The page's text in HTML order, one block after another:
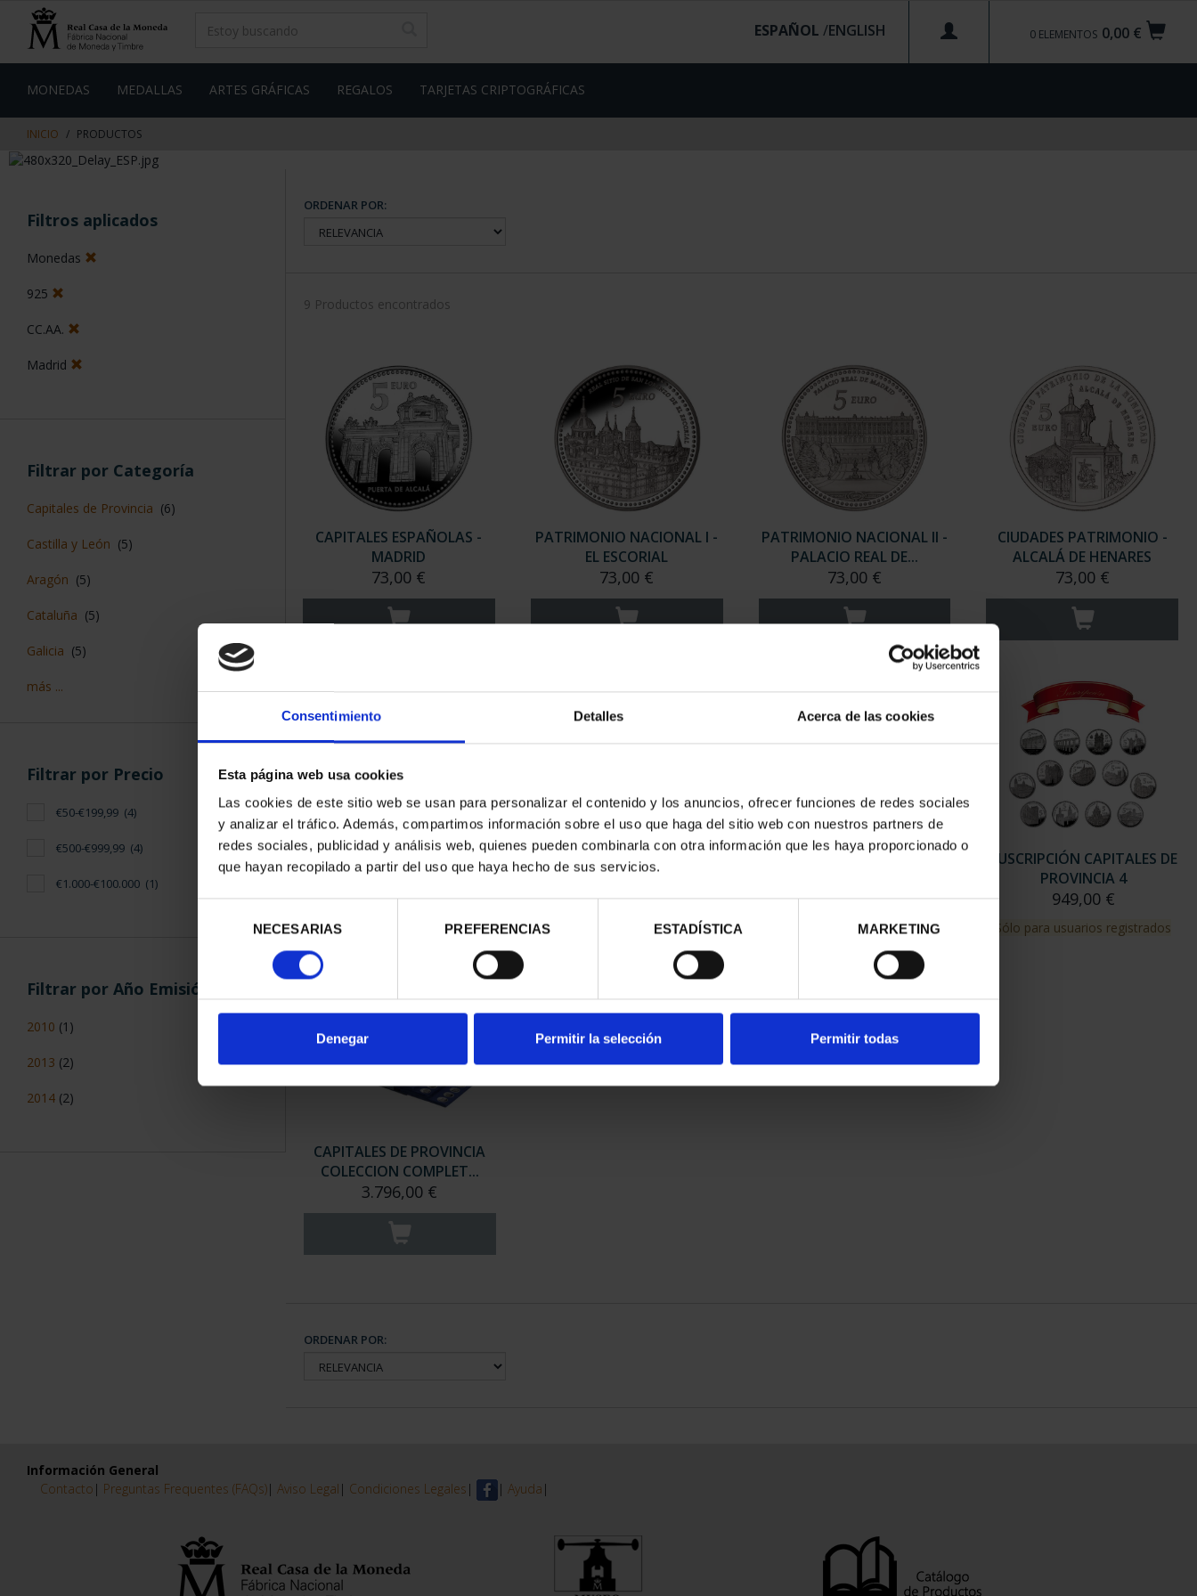
Consentimiento Detalles Acerca de las cookies
Esta página web usa cookies
Las cookies de este sitio web se usan para personalizar el contenido y los anuncios, ofrecer funciones de redes sociales
y analizar el tráfico. Además, compartimos información sobre el uso que haga del sitio web con nuestros partners de
redes sociales, publicidad y análisis web, quienes pueden combinarla con otra información que les haya proporcionado o
que hayan recopilado a partir del uso que haya hecho de sus servicios.
consentimiento
NECESARIAS PREFERENCIAS ESTADÍSTICA MARKETING
Denegar Permitir la selección Permitir todas
contenido
de
0,00 €
0 ELEMENTOS
ESPAÑOL /
MONEDAS MEDALLAS ARTES GRÁFICAS REGALOS TARJETAS CRIPTOGRÁFICAS
INICIO PRODUCTOS
Filtros aplicados
Monedas
925
CC.AA.
Madrid
Filtrar por Categoría
Capitales de Provincia (6)
Castilla y León (5)
Aragón (5)
Cataluña (5)
Galicia (5)
más ...
Filtrar por Precio
€50-€199,99 (4)
€500-€999,99 (4)
€1.000-€100.000 (1)
Filtrar por Año Emisión
2010 (1)
2013 (2)
2014 (2)
ORDENAR POR:
9 Productos encontrados
CAPITALES ESPAÑOLAS -
MADRID
73,00 €
PATRIMONIO NACIONAL I -
EL ESCORIAL
73,00 €
PATRIMONIO NACIONAL II -
PALACIO REAL DE...
73,00 €
CIUDADES PATRIMONIO -
ALCALÁ DE HENARES
73,00 €
SUSCRIPCIÓN CAPITALES DE
PROVINCIA 1
949,00 €
Sólo para usuarios registrados
SUSCRIPCIÓN CAPITALES DE
PROVINCIA 2
949,00 €
Sólo para usuarios registrados
SUSCRIPCIÓN CAPITALES DE
949,00 €
Sólo para usuarios registrados
SUSCRIPCIÓN CAPITALES DE
PROVINCIA 4
949,00 €
Sólo para usuarios registrados
CAPITALES DE PROVINCIA
COLECCION COMPLET...
3.796,00 €
ORDENAR POR:
Información General
Contacto | Preguntas Frequentes (FAQs)| Aviso Legal | Condiciones Legales | | Ayuda |